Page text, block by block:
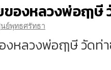
องหลวงพ่อฤๅษี
ย์พุทธศรัทธา
งหลวงพ่อฤๅษี วัดท่